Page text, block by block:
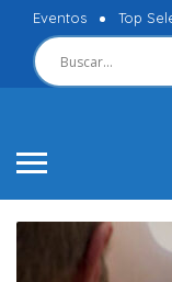
Eventos Top